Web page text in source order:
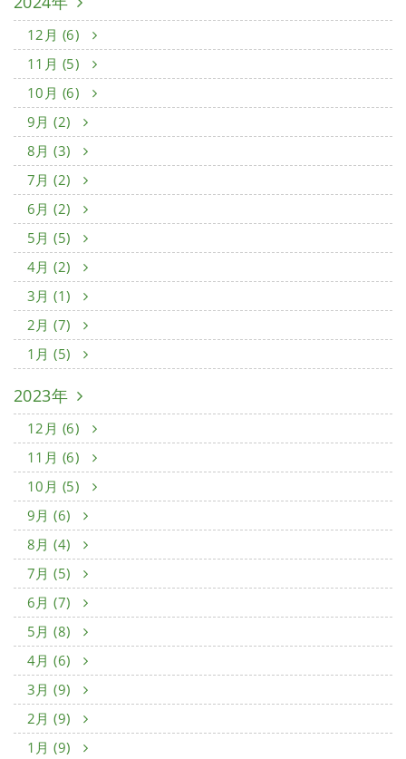
12月 (6)
11月 (5)
10月 (6)
9月 (2)
8月 (3)
7月 (2)
6月 (2)
5月 (5)
4月 (2)
3月 (1)
2月 (7)
1月 (5)
2023年
12月 (6)
11月 (6)
10月 (5)
9月 (6)
8月 (4)
7月 (5)
6月 (7)
5月 (8)
4月 (6)
3月 (9)
2月 (9)
1月 (9)